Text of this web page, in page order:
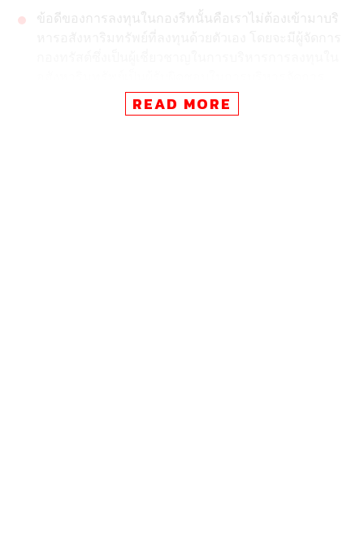
ข้อดีของการลงทุนในกองรีทนั้นคือเราไม่ต้องเข้ามาบริ
ตั้งแต่การเลือกสรรอสังหาริมทรัพย์ที่มีคุณภาพและ
ศักยภาพดี ระดมทุน แล้วนำเงินที่ระดมทุนได้ไปลงทุนใน
READ MORE